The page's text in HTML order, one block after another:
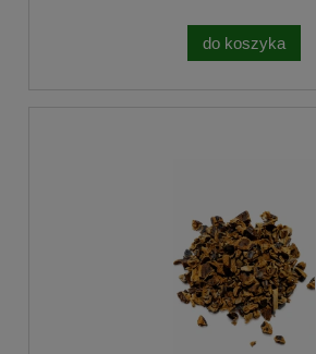
do koszyka